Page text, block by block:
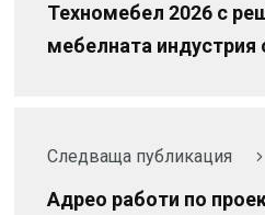
Техномебел 2026 с
мебелната индустрия
Следваща публикация
Адрео работи по